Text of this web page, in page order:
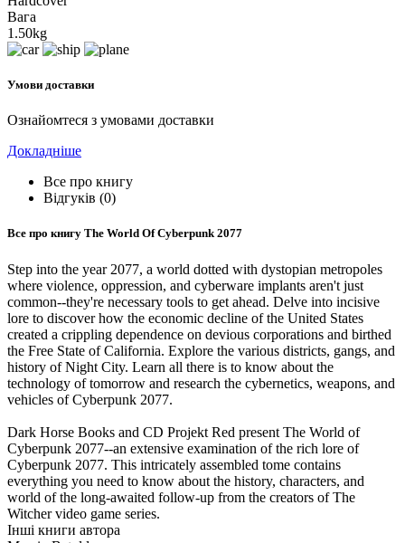
Вага
1.50kg
Умови доставки
Ознайомтеся з умовами доставки
Докладніше
Все про книгу
Відгуків (0)
Все про книгу The World Of Cyberpunk 2077
Step into the year 2077, a world dotted with dystopian metropoles
where violence, oppression, and cyberware implants aren't just
common--they're necessary tools to get ahead. Delve into incisive
lore to discover how the economic decline of the United States
created a crippling dependence on devious corporations and birthed
the Free State of California. Explore the various districts, gangs, and
history of Night City. Learn all there is to know about the
technology of tomorrow and research the cybernetics, weapons, and
vehicles of Cyberpunk 2077.
Dark Horse Books and CD Projekt Red present The World of
Cyberpunk 2077--an extensive examination of the rich lore of
Cyberpunk 2077. This intricately assembled tome contains
everything you need to know about the history, characters, and
world of the long-awaited follow-up from the creators of The
Witcher video game series.
Інші книги автора